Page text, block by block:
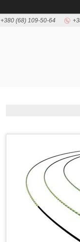
+380 (68) 109-50-64